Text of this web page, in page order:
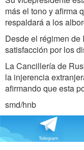
más el tono y afirma
respaldará a los
Desde el régimen de
satisfacción por los
La Cancillería de
la injerencia
afirmando que esta
smd/hnb